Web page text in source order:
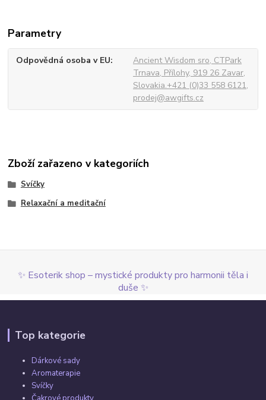
Parametry
Odpovědná osoba v EU
Ancient Wisdom sro, CTPark
Trnava, Přílohy, 919 26 Zavar,
Slovakia.+421 (0)33 558 6121,
prodej@awgifts.cz
Zboží zařazeno v kategoriích
Svíčky
Relaxační a meditační
✨ Esoterik shop – mystické produkty pro harmonii těla i
duše ✨
Top kategorie
Dárkové sady
Aromaterapie
Svíčky